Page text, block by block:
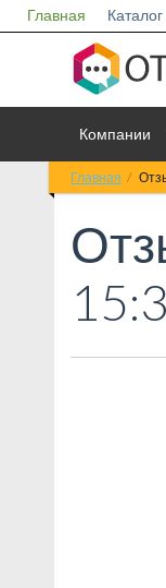
Главная Каталог
Компании
Главная